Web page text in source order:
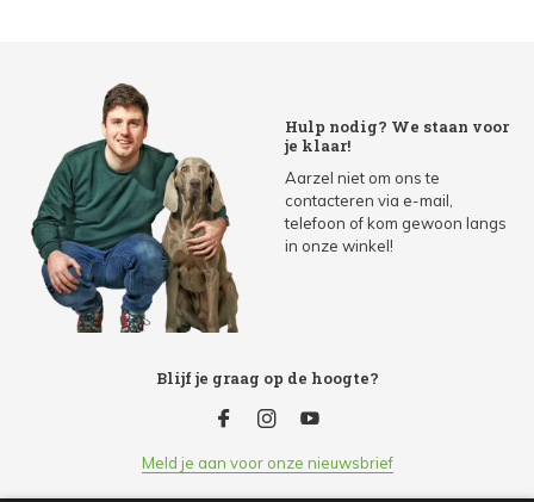
Hulp nodig? We staan voor
je klaar!
Aarzel niet om ons te
contacteren via e-mail,
telefoon of kom gewoon langs
in onze winkel!
Blijf je graag op de hoogte?
Meld je aan voor onze nieuwsbrief